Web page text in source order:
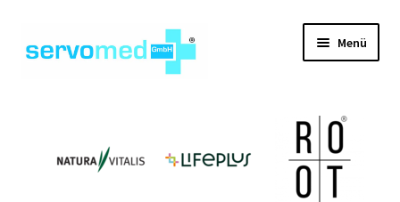
Navigation
Inhalt
Menü
öffnen